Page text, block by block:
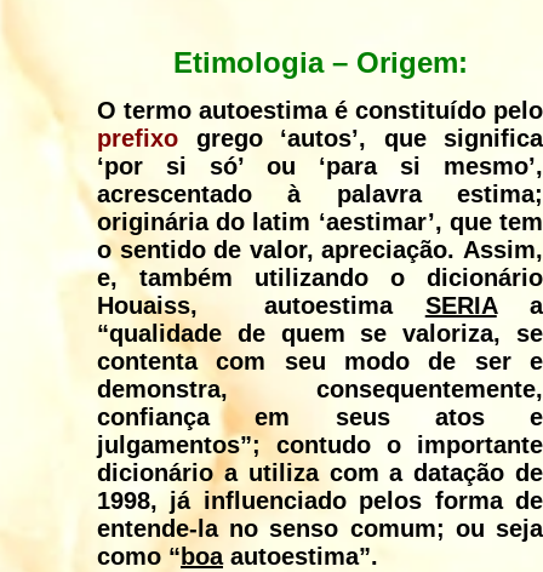
Etimologia – Origem:
O termo autoestima é constituído pelo
prefixo grego ‘autos’, que significa
‘por si só’ ou ‘para si mesmo’,
acrescentado à palavra estima;
originária do latim ‘aestimar’, que tem
o sentido de valor, apreciação. Assim,
e, também utilizando o dicionário
Houaiss, autoestima SERIAa
“qualidade de quem se valoriza, se
contenta com seu modo de ser e
demonstra, consequentemente,
confiança em seus atos e
julgamentos”; contudo o importante
dicionário a utiliza com a datação de
1998, já influenciado pelos forma de
entende-la no senso comum; ou seja
como “ boaautoestima”.